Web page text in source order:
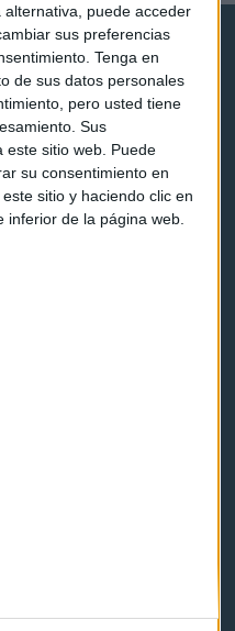
puede acceder
sus preferencias
Tenga en
de sus datos personales
pero usted tiene
Sus
este sitio web. Puede
su consentimiento en
sitio y haciendo clic en
de la página web.